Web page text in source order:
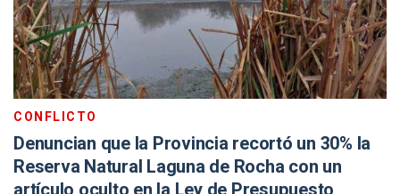
CONFLICTO
Denuncian que la Provincia recortó un 30% la
Reserva Natural Laguna de Rocha con un